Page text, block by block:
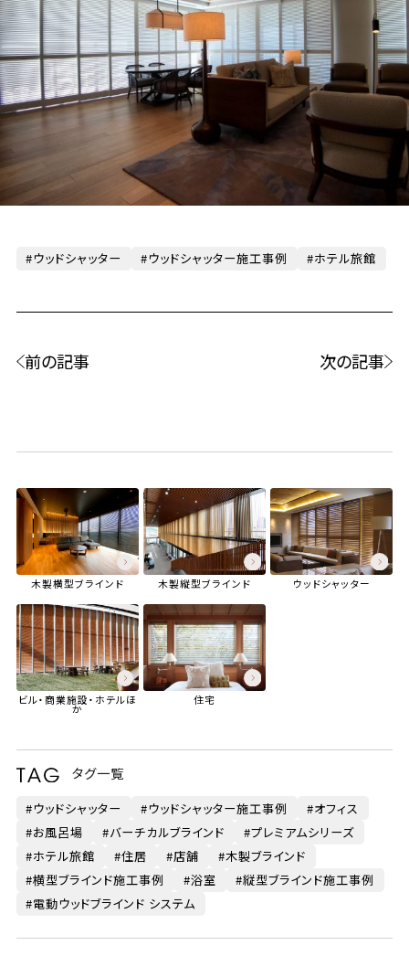
ウッドシャッター ウッドシャッター施工事例 ホテル旅館
前の記事 次の記事
木製横型ブラインド 木製縦型ブラインド ウッドシャッター
ビル・商業施設・ホテルほ
か
住宅
タグ一覧
ウッドシャッター ウッドシャッター施工事例
オフィス
お風呂場
バーチカルブラインド
プレミアムシリーズ
ホテル旅館
住居 店舗
木製ブラインド
横型ブラインド施工事例
浴室
縦型ブラインド施工事例
電動ウッドブラインド システム